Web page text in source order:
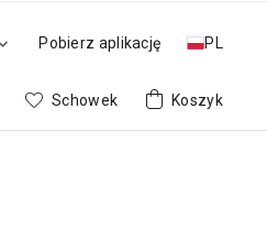
Pobierz aplikację PL
Schowek Koszyk